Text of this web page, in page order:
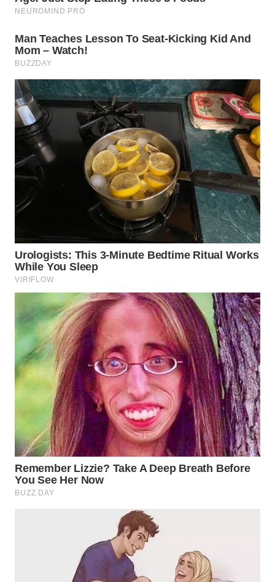
WN
TIMUR
WN
SEMARANG
WN
SOLO
WN
BOROBUDUR
SURABAYA
WN
NATUNA
WN
BINTAN
WN
MANDALIKA
WN
LIKUPANG
WN
LABUANBAJO